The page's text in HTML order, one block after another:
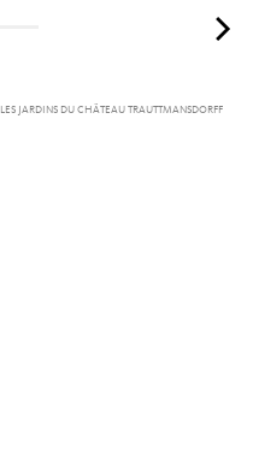
LES JARDINS DU CHÂTEAU TRAUTTMANSDORFF